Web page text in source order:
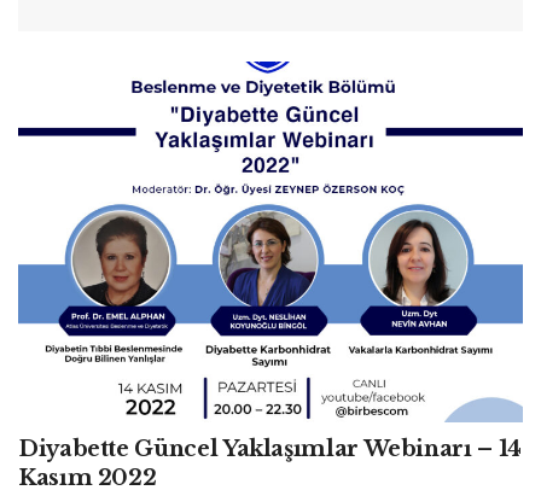
Diyabette Güncel Yaklaşımlar Webinarı – 14
Kasım 2022